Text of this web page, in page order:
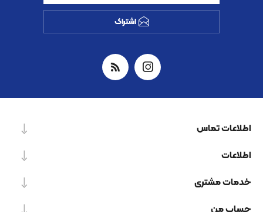
اشتراک
اطلاعات تماس
اطلاعات
خدمات مشتری